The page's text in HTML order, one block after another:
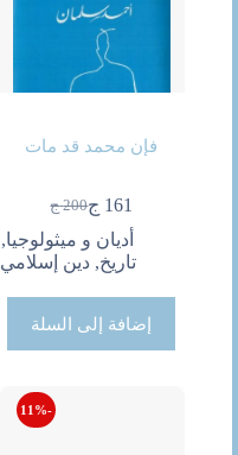
فإن محمد قد مات
200 ج
السعر
الأصلي
هو:
161 جالسعر
الحالي
هو:
أديان و ميثولوجيا,
تاريخ,دين إسلامي
إضافة إلى السلة
-11%